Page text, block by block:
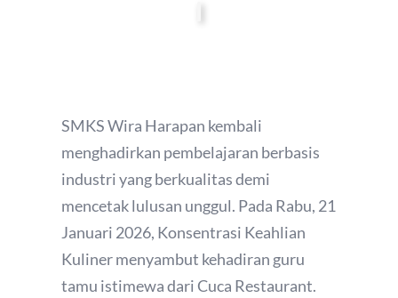
SMKS Wira Harapan kembali
menghadirkan pembelajaran berbasis
industri yang berkualitas demi
mencetak lulusan unggul. Pada Rabu, 21
Januari 2026, Konsentrasi Keahlian
Kuliner menyambut kehadiran guru
tamu istimewa dari Cuca Restaurant.